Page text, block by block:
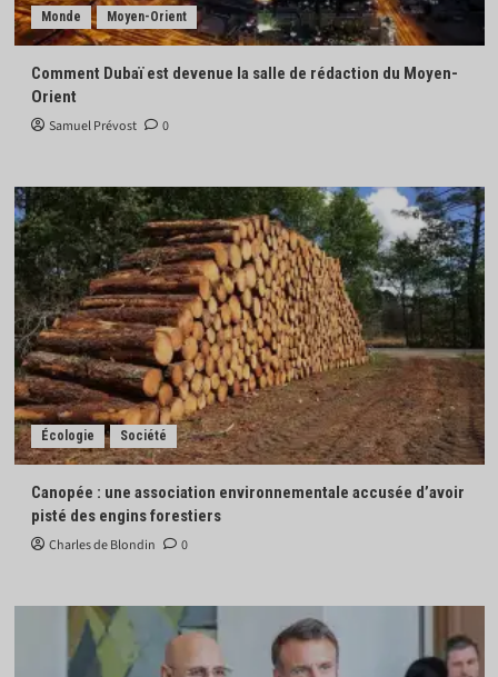
Monde Moyen-Orient
Comment Dubaï est devenue la salle de rédaction du Moyen-
Orient
Samuel Prévost 0
Écologie Société
Canopée : une association environnementale accusée d’avoir
pisté des engins forestiers
Charles de Blondin 0